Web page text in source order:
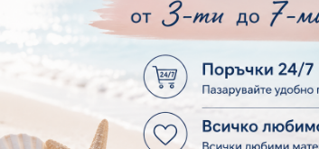
Елементи от хартия - Къщи, Врати, Прозорци, Огради, Фенери
Елементи от хартия - Пътешествия и Фото моменти
Елементи то хартия - Такове, табелки, етикети
Елементи от хартия - Многопластови елементи
Елементи от хартия - Готови композиции
Елементи от хартия - Микс елементи